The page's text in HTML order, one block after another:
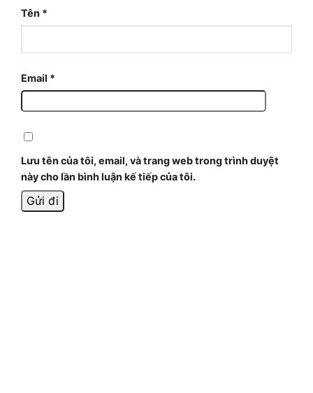
Tên *
Email *
Lưu tên của tôi, email, và trang web trong trình duyệt
này cho lần bình luận kế tiếp của tôi.